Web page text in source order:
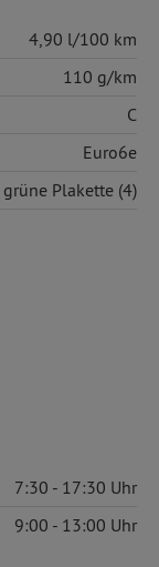
4,90 l/100 km
110 g/km
C
Euro6e
grüne Plakette (4)
7:30 17:30
9:00 13:00